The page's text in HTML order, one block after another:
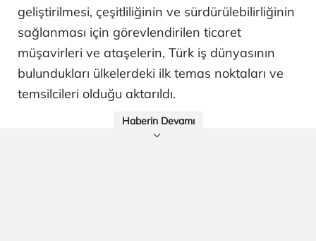
geliştirilmesi, çeşitliliğinin ve sürdürülebilirliğinin
sağlanması için görevlendirilen ticaret
müşavirleri ve ataşelerin, Türk iş dünyasının
bulundukları ülkelerdeki ilk temas noktaları ve
temsilcileri olduğu aktarıldı.
Haberin Devamı